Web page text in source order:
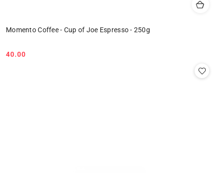
Momento Coffee - Cup of Joe Espresso - 250g
Cena:
40.00